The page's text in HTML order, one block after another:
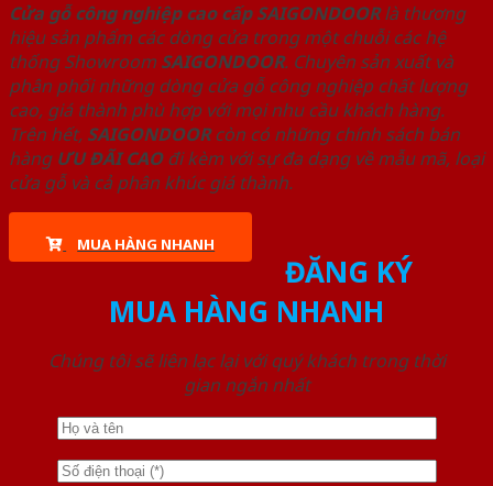
Cửa gỗ công nghiệp cao cấp SAIGONDOORlà thương
hiệu sản phẩm các dòng cửa trong một chuỗi các hệ
thống Showroom SAIGONDOOR. Chuyên sản xuất và
phân phối những dòng cửa gỗ công nghiệp chất lượng
cao, giá thành phù hợp với mọi nhu cầu khách hàng.
Trên hết, SAIGONDOORcòn có những chính sách bán
hàng ƯU ĐÃI CAOđi kèm với sự đa dạng về mẫu mã, loại
cửa gỗ và cả phân khúc giá thành.
MUA HÀNG NHANH
ĐĂNG KÝ
MUA HÀNG NHANH
Chúng tôi sẽ liên lạc lại với quý khách trong thời
gian ngắn nhất